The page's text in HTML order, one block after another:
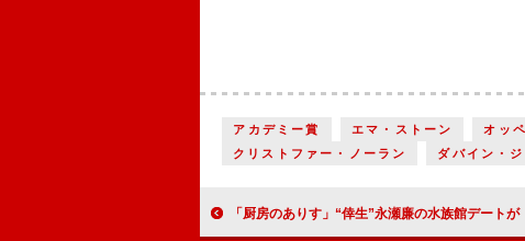
アカデミー賞 エマ・ストーン オッ
クリストファー・ノーラン
ダバイン・
「厨房のありす」“倖生”永瀬廉の水族館デートが「かわいい」 「ハイテンションの倖生くんを見て元気をもらった